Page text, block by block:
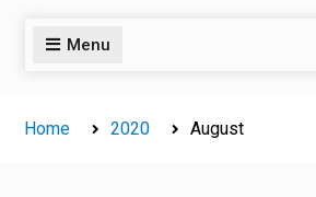
Menu
Home 2020 August